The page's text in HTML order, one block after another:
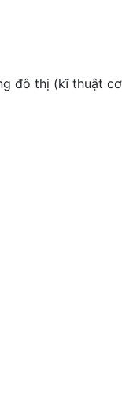
đô thị (kĩ thuật